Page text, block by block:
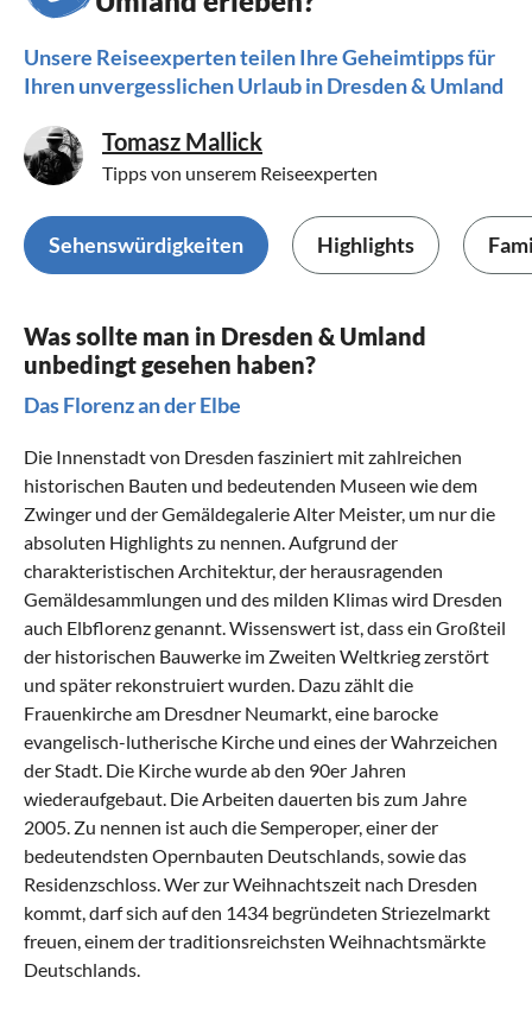
Unsere Reiseexperten teilen Ihre Geheimtipps für
Ihren unvergesslichen Urlaub in Dresden & Umland
Tipps von unserem Reiseexperten
Tomasz Mallick
Sehenswürdigkeiten Highlights
Was sollte man in Dresden & Umland
unbedingt gesehen haben?
Das Florenz an der Elbe
Die Innenstadt von Dresden fasziniert mit zahlreichen
historischen Bauten und bedeutenden Museen wie dem
Zwinger und der Gemäldegalerie Alter Meister, um nur die
absoluten Highlights zu nennen. Aufgrund der
charakteristischen Architektur, der herausragenden
Gemäldesammlungen und des milden Klimas wird Dresden
auch Elbflorenz genannt. Wissenswert ist, dass ein Großteil
der historischen Bauwerke im Zweiten Weltkrieg zerstört
und später rekonstruiert wurden. Dazu zählt die
Frauenkirche am Dresdner Neumarkt, eine barocke
evangelisch-lutherische Kirche und eines der Wahrzeichen
der Stadt. Die Kirche wurde ab den 90er Jahren
wiederaufgebaut. Die Arbeiten dauerten bis zum Jahre
2005. Zu nennen ist auch die Semperoper, einer der
bedeutendsten Opernbauten Deutschlands, sowie das
Residenzschloss. Wer zur Weihnachtszeit nach Dresden
kommt, darf sich auf den 1434 begründeten Striezelmarkt
freuen, einem der traditionsreichsten Weihnachtsmärkte
Deutschlands.